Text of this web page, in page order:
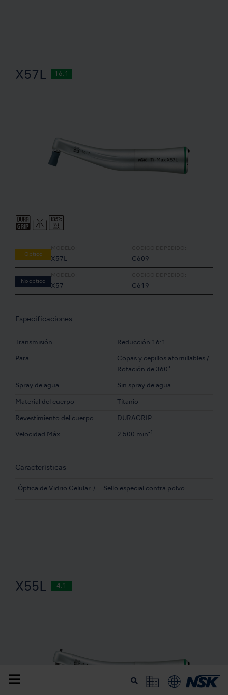
X57L 16:1
Óptico
X57L C609
No óptico
X57 C619
Especificaciones
Transmisión Reducción 16:1
Para
Copas y cepillos atornillables /
Rotación de 360˚
Spray de agua Sin spray de agua
Material del cuerpo Titanio
Revestimiento del cuerpo DURAGRIP
Velocidad Máx 2.500 min -1
Características
Óptica de Vidrio Celular Sello especial contra polvo
X55L 4:1